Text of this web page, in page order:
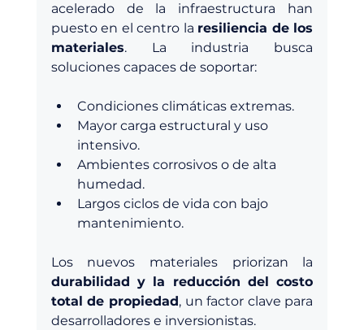
acelerado de la infraestructura han
puesto en el centro la resiliencia de los
materiales. La industria busca
soluciones capaces de soportar:
Condiciones climáticas extremas.
Mayor carga estructural y uso
intensivo.
Ambientes corrosivos o de alta
humedad.
Largos ciclos de vida con bajo
mantenimiento.
durabilidad y la reducción del costo
total de propiedad, un factor clave para
desarrolladores e inversionistas.